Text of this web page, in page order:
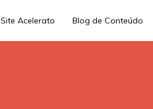
Site Acelerato Blog de Conteúdo